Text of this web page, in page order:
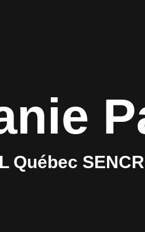
Québec